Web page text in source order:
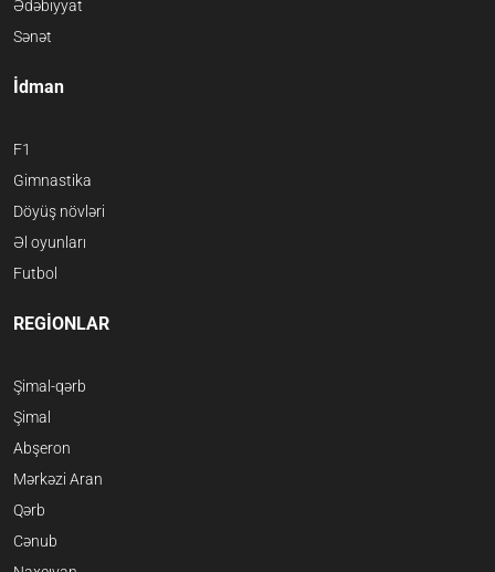
Ədəbiyyat
Sənət
İdman
F1
Gimnastika
Döyüş növləri
Əl oyunları
Futbol
REGİONLAR
Şimal-qərb
Şimal
Abşeron
Mərkəzi Aran
Qərb
Cənub